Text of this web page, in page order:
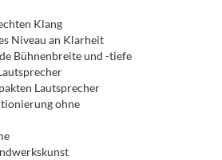
Klang
Niveau an Klarheit
Bühnenbreite und -tiefe
Lautsprecher
ohne